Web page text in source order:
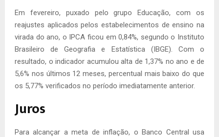
Em fevereiro, puxado pelo grupo Educação, com os
reajustes aplicados pelos estabelecimentos de ensino na
virada do ano, o IPCA ficou em 0,84%, segundo o Instituto
Brasileiro de Geografia e Estatística (IBGE). Com o
resultado, o indicador acumulou alta de 1,37% no ano e de
5,6% nos últimos 12 meses, percentual mais baixo do que
os 5,77% verificados no período imediatamente anterior.
Juros
Para alcançar a meta de inflação, o Banco Central usa